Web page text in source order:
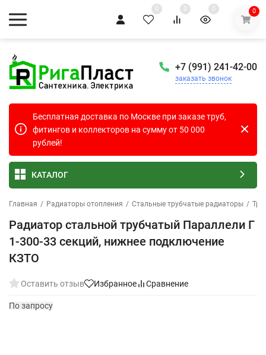
0 0 0 0
+7 (991) 241-42-00
заказать звонок
Бесплатная доставка по Москве при заказе труб,
фитингов и коллекторов на сумму от 50 000
рублей!
КАТАЛОГ
Главная / Радиаторы отопления / Стальные трубчатые радиаторы /
Радиатор стальной трубчатый Параллели Г
1-300-33 секций, нижнее подключение
КЗТО
Оставить отзыв Избранное Сравнение
По запросу